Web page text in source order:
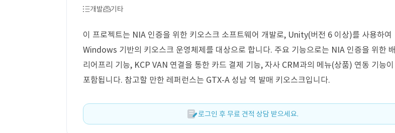
개발
기타
이 프로젝트는 NIA 인증을 위한 키오스크 소프트웨어 개발로, Unity(버전 6 이상)를 사용하여
Windows 기반의 키오스크 운영체제를 대상으로 합니다. 주요 기능으로는 NIA 인증을 위한 배
리어프리 기능, KCP VAN 연결을 통한 카드 결제 기능, 자사 CRM과의 메뉴(상품) 연동 기능이
포함됩니다. 참고할 만한 레퍼런스는 GTX-A 성남 역 발매 키오스크입니다.
로그인 후 무료 견적 상담 받으세요.